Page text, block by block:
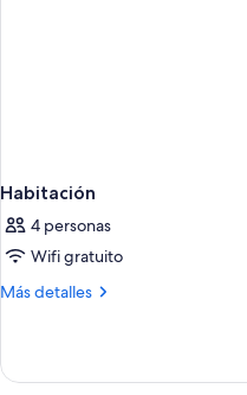
Habitación
4 personas
Wifi gratuito
Más detalles
Más